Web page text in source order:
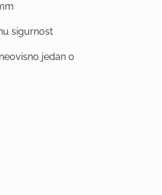
sigurnost
jedan o